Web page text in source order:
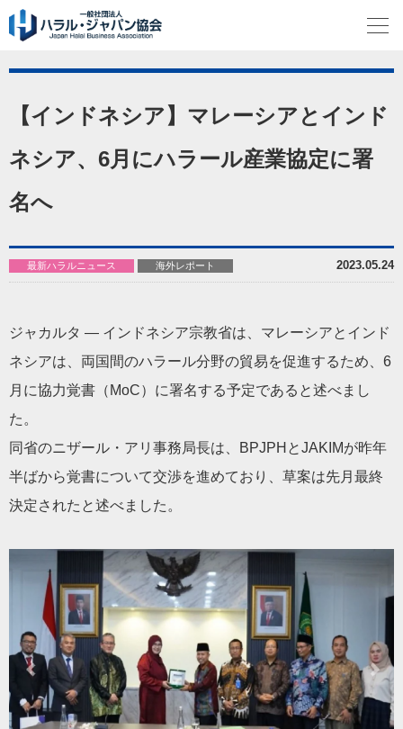
【インドネシア】マレーシアとインド
ネシア、6月にハラール産業協定に署
名へ
2023.05.24
最新ハラルニュース 海外レポート
ジャカルタ — インドネシア宗教省は、マレーシアとインド
ネシアは、両国間のハラール分野の貿易を促進するため、6
月に協力覚書（MoC）に署名する予定であると述べまし
た。
同省のニザール・アリ事務局長は、BPJPHとJAKIMが昨年
半ばから覚書について交渉を進めており、草案は先月最終
決定されたと述べました。